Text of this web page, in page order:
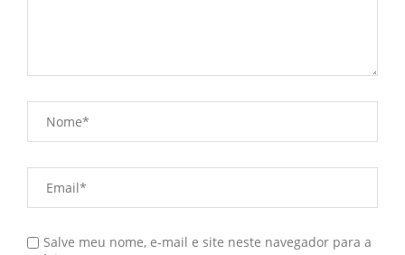
Salve meu nome, e-mail e site neste navegador para a